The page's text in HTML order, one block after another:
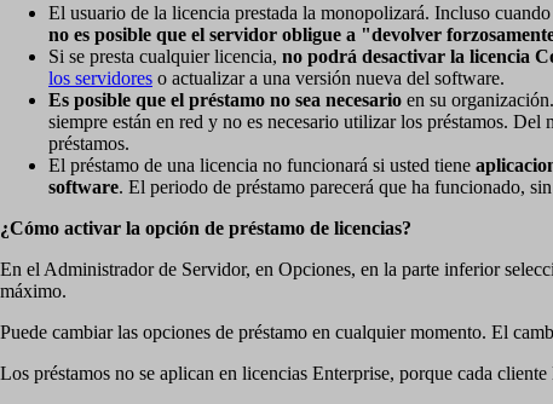
El usuario de la licencia prestada la monopolizará. Incluso
no es posible que el servidor obligue a "devolver
Si se presta cualquier licencia, no podrá desactivar la licencia
los servidores o actualizar a una versión nueva del software.
Es posible que el préstamo no sea necesario en su
siempre están en red y no es necesario utilizar los préstamos.
préstamos.
El préstamo de una licencia no funcionará si usted tiene
software. El periodo de préstamo parecerá que ha funcionado,
¿Cómo activar la opción de préstamo de licencias?
En el Administrador de Servidor, en Opciones, en la parte inferior
máximo.
Puede cambiar las opciones de préstamo en cualquier momento. El
Los préstamos no se aplican en licencias Enterprise, porque cada